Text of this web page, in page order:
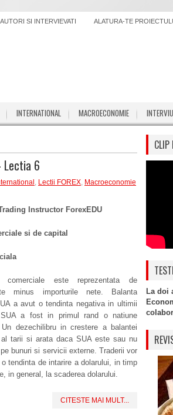
AUTORI SI INTERVIEVATI ALATURA-TE
INTERNATIONAL MACROECONOMIE
Lectia 6
, Lectii FOREX, Macroeconomie
Instructor ForexEDU
si de capital
comerciale este reprezentata de
minus importurile nete. Balanta
a avut o tendinta negativa in ultimii
a fost in primul rand o natiune
Un dezechilibru in crestere a balantei
tarii si arata daca SUA este sau nu
bunuri si servicii externe. Traderii vor
tendinta de intarire a dolarului, in timp
in general, la scaderea dolarului.
CITESTE MAI MULT...
CLIP
La doi